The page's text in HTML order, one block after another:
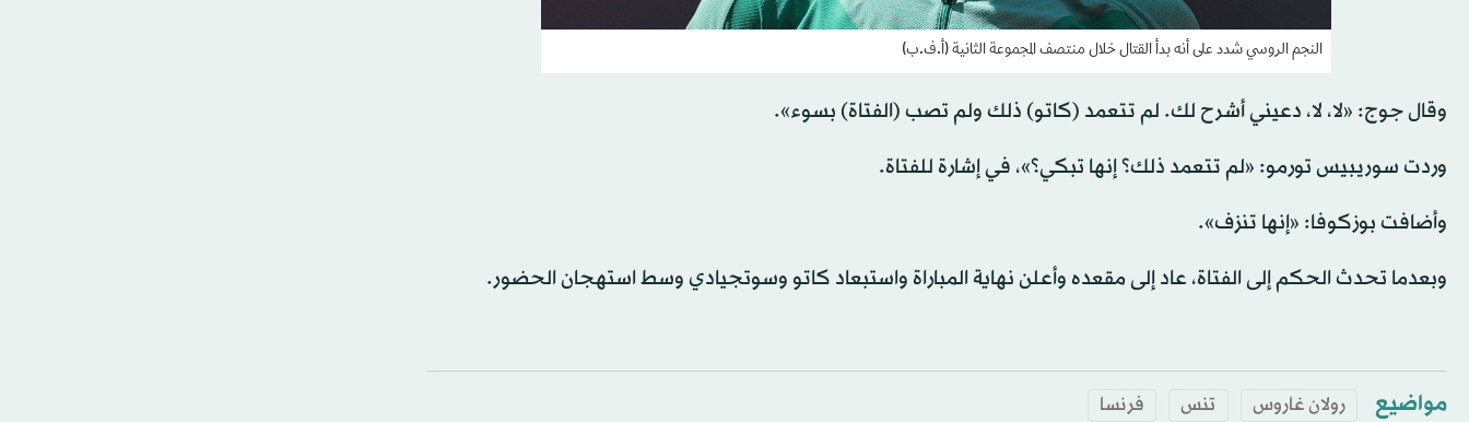
النجم الروسي شدد على أنه بدأ القتال خلال منتصف المجموعة الثانية (أ.ف.ب)
وقال جوج: «لا، لا، دعيني أشرح لك. لم تتعمد (كاتو) ذلك ولم تصب (الفتاة) بسوء».
وردت سوريبيس تورمو: «لم تتعمد ذلك؟ إنها تبكي؟»، في إشارة للفتاة.
وأضافت بوزكوفا: «إنها تنزف».
وبعدما تحدث الحكم إلى الفتاة، عاد إلى مقعده وأعلن نهاية المباراة واستبعاد كاتو وسوتجيادي وسط استهجان الحضور.
مواضيع رولان غاروس تنس فرنسا